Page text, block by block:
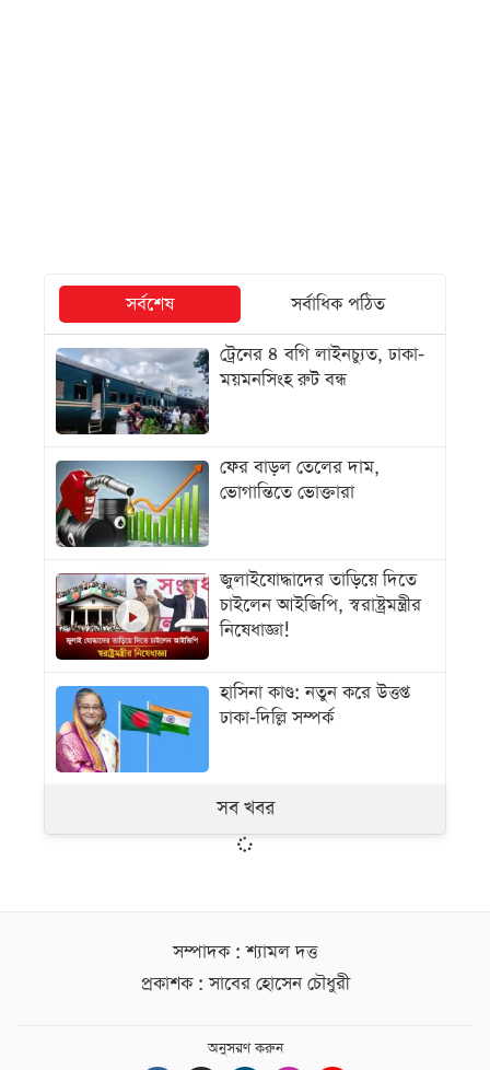
সর্বশেষ
সর্বাধিক পঠিত
ট্রেনের ৪ বগি লাইনচ্যুত, ঢাকা-
ময়মনসিংহ রুট বন্ধ
ফের বাড়ল তেলের দাম,
ভোগান্তিতে ভোক্তারা
জুলাইযোদ্ধাদের তাড়িয়ে দিতে
চাইলেন আইজিপি, স্বরাষ্ট্রমন্ত্রীর
নিষেধাজ্ঞা!
হাসিনা কাণ্ড: নতুন করে উত্তপ্ত
ঢাকা-দিল্লি সম্পর্ক
সব খবর
সম্পাদক : শ্যামল দত্ত
প্রকাশক : সাবের হোসেন চৌধুরী
অনুসরণ করুন